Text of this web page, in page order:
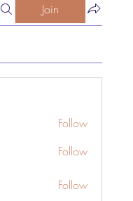
Join
Follow
Follow
Follow